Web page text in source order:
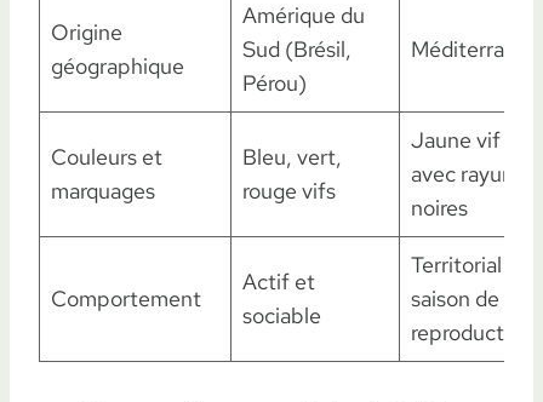
Origine
géographique
Amérique du
Sud (Brésil,
Pérou)
Méditerranée
Couleurs et
marquages
Bleu, vert,
rouge vifs
Jaune vif
avec rayures
noires
Comportement
Actif et
sociable
Territorial en
saison de
reproduction